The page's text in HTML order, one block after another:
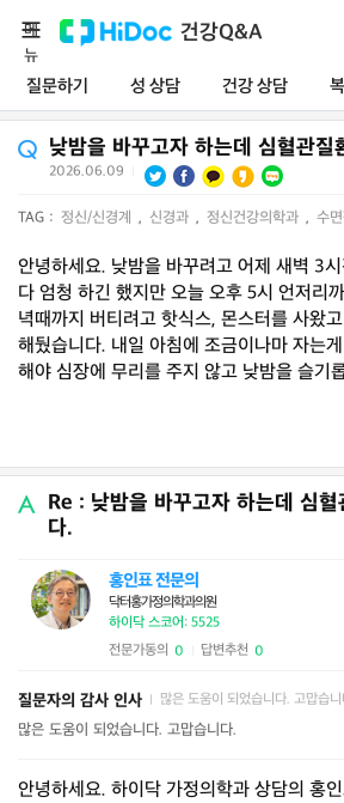
건강Q&A
질문하기 성 상담 건강 상담
메
뉴
낮밤을 바꾸고자 하는데 심혈관질
2026.06.09
TAG : 정신/신경계 , 신경과 , 정신건강의학과 , 수
안녕하세요. 낮밤을 바꾸려고 어제 새벽 3
다 엄청 하긴 했지만 오늘 오후 5시 언저리
녁때까지 버티려고 핫식스, 몬스터를 사왔
해뒀습니다. 내일 아침에 조금이나마 자는
해야 심장에 무리를 주지 않고 낮밤을 슬기
Re : 낮밤을 바꾸고자 하는데 심혈
다.
홍인표 전문의
닥터홍가정의학과의원
하이닥 스코어: 5525
전문가동의 0 답변추천 0
질문자의 감사 인사 많은 도움이 되었습니다. 고맙습니
많은 도움이 되었습니다. 고맙습니다.
안녕하세요. 하이닥 가정의학과 상담의 홍